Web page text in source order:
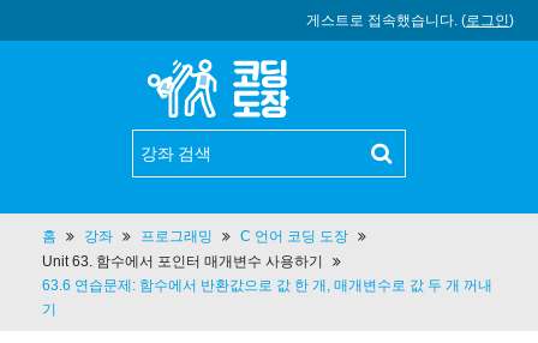
게스트로 접속했습니다. (로그인)
홈 강좌 프로그래밍
C 언어 코딩 도장
Unit 63. 함수에서 포인터 매개변수 사용하기
63.6 연습문제: 함수에서 반환값으로 값 한 개, 매개변수로 값 두 개 꺼내
기